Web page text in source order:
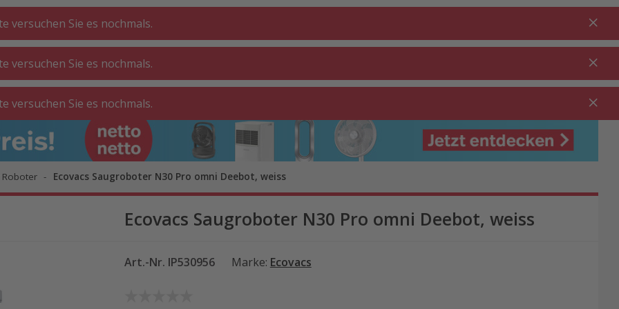
Warenkorb
⋅
BADEZIMMER
Roboter Ecovacs Saugroboter N30 Pro omni Deebot, weiss
Ecovacs Saugroboter N30 Pro omni Deebot, weiss
Art.-Nr. IP530956 Marke: Ecovacs
versuchen Sie es nochmals.
versuchen Sie es nochmals.
versuchen Sie es nochmals.